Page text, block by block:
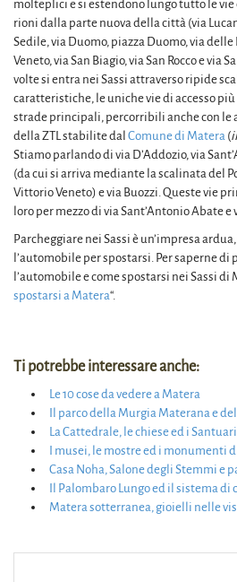
molteplici e si estendono lungo tutto le
rioni dalla parte nuova della città (via
Sedile, via Duomo, piazza Duomo, via
Veneto, via San Biagio, via San Rocco e via
volte si entra nei Sassi attraverso ripide
caratteristiche, le uniche vie di accesso
strade principali, percorribili anche con le
della ZTL stabilite dal Comune di Matera (
Stiamo parlando di via D’Addozio, via
(da cui si arriva mediante la scalinata del
Vittorio Veneto) e via Buozzi. Queste vie
loro per mezzo di via Sant’Antonio Abate
Parcheggiare nei Sassi è un’impresa
l’automobile per spostarsi. Per saperne di
l’automobile e come spostarsi nei Sassi di
spostarsi a Matera“.
Ti potrebbe interessare anche:
Le 10 cose da vedere a Matera
Il parco della Murgia Materana e
La Cattedrale, le chiese ed i
I musei, le mostre ed i monumenti
Casa Noha, Salone degli Stemmi e
Il Palombaro Lungo ed il sistema
Matera sotterranea, gioielli nelle